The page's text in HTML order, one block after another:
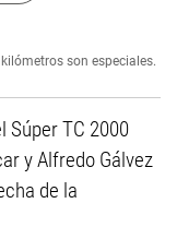
son especiales.
Súper TC 2000
y Alfredo Gálvez
de la